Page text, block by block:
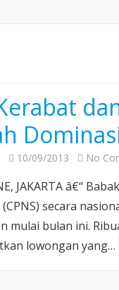
10/09/2013 No
JAKARTA â€“
secara
mulai bulan ini.
lowongan yang…